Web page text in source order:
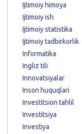
Ijtimoiy himoya
Ijtimoiy ish
Ijtimoiy statistika
Ijtimoiy tadbirkorlik
Informatika
Ingliz tili
Innovatsiyalar
Inson huquqlari
Investitsion tahlil
Investitsiya
Investiya